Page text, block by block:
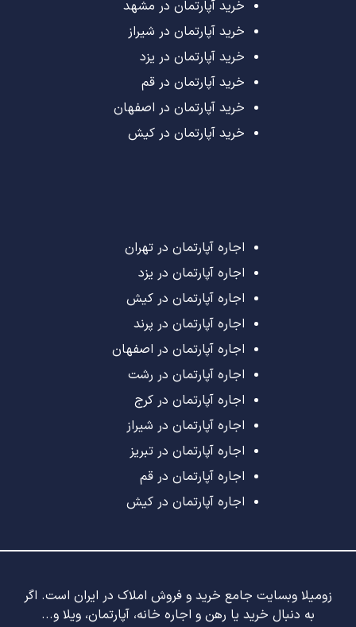
خرید آپارتمان در مشهد
خرید آپارتمان در شیراز
خرید آپارتمان در یزد
خرید آپارتمان در قم
خرید آپارتمان در اصفهان
خرید آپارتمان در کیش
اجاره آپارتمان در تهران
اجاره آپارتمان در یزد
اجاره آپارتمان در کیش
اجاره آپارتمان در پرند
اجاره آپارتمان در اصفهان
اجاره آپارتمان در رشت
اجاره آپارتمان در کرج
اجاره آپارتمان در شیراز
اجاره آپارتمان در تبریز
اجاره آپارتمان در قم
اجاره آپارتمان در کیش
زومیلا وبسایت جامع خرید و فروش املاک در ایران است. اگر
به دنبال خرید یا رهن و اجاره خانه، آپارتمان، ویلا و...